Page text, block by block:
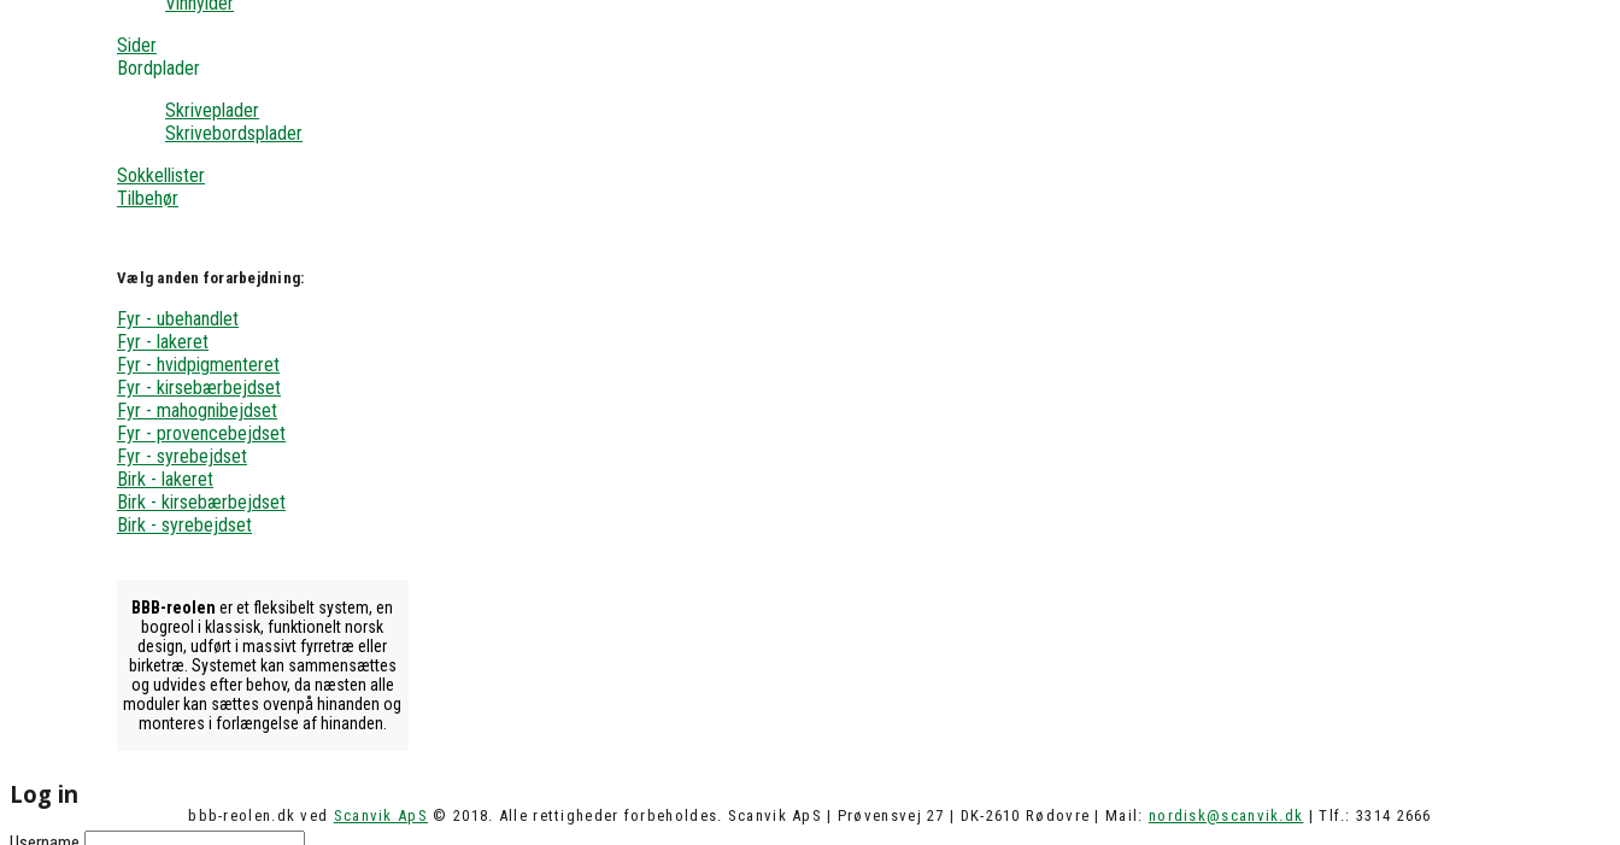
Sider
Bordplader
Skriveplader
Skrivebordsplader
Sokkellister
Tilbehør
Vælg anden forarbejdning:
Fyr - ubehandlet
Fyr - lakeret
Fyr - hvidpigmenteret
Fyr - kirsebærbejdset
Fyr - mahognibejdset
Fyr - provencebejdset
Fyr - syrebejdset
Birk - lakeret
Birk - kirsebærbejdset
Birk - syrebejdset
BBB-reolen er et fleksibelt system, en
bogreol i klassisk, funktionelt norsk
design, udført i massivt fyrretræ eller
birketræ. Systemet kan sammensættes
og udvides efter behov, da næsten alle
moduler kan sættes ovenpå hinanden og
monteres i forlængelse af hinanden.
bbb-reolen.dk ved Scanvik ApS © 2018. Alle rettigheder forbeholdes. Scanvik ApS | Prøvensvej 27 | DK-2610 Rødovre | Mail: nordisk@scanvik.dk | Tlf.: 3314 2666
Log in